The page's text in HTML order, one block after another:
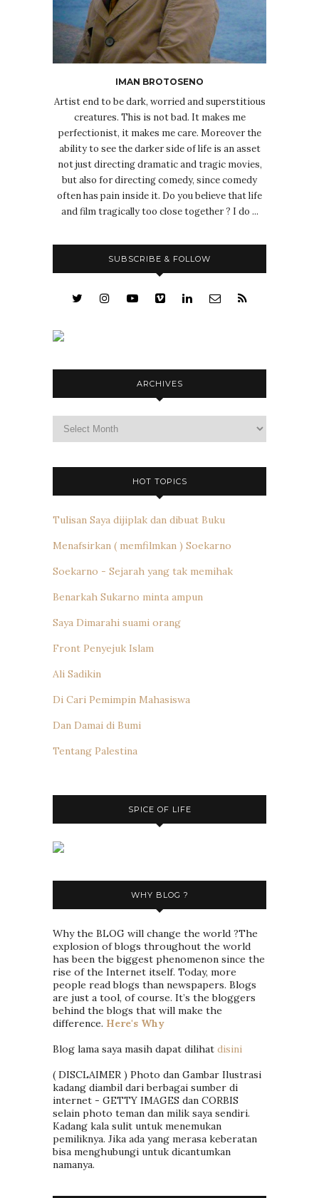
IMAN BROTOSENO
Artist end to be dark, worried and superstitious
creatures. This is not bad. It makes me
perfectionist, it makes me care. Moreover the
ability to see the darker side of life is an asset
not just directing dramatic and tragic movies,
but also for directing comedy, since comedy
often has pain inside it. Do you believe that life
and film tragically too close together ? I do ...
SUBSCRIBE & FOLLOW
ARCHIVES
HOT TOPICS
Tulisan Saya dijiplak dan dibuat Buku
Menafsirkan ( memfilmkan ) Soekarno
Soekarno - Sejarah yang tak memihak
Benarkah Sukarno minta ampun
Saya Dimarahi suami orang
Front Penyejuk Islam
Ali Sadikin
Di Cari Pemimpin Mahasiswa
Dan Damai di Bumi
Tentang Palestina
SPICE OF LIFE
WHY BLOG ?
Why the BLOG will change the world ?The
explosion of blogs throughout the world
has been the biggest phenomenon since the
rise of the Internet itself. Today, more
people read blogs than newspapers. Blogs
are just a tool, of course. It’s the bloggers
behind the blogs that will make the
difference. Here's Why
Blog lama saya masih dapat dilihat disini
( DISCLAIMER ) Photo dan Gambar Ilustrasi
kadang diambil dari berbagai sumber di
internet - GETTY IMAGES dan CORBIS
selain photo teman dan milik saya sendiri.
Kadang kala sulit untuk menemukan
pemiliknya. Jika ada yang merasa keberatan
bisa menghubungi untuk dicantumkan
namanya.